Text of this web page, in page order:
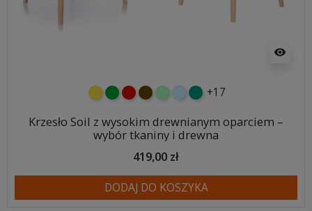
visibility
żółtyzielonyczerwony
czekoladowy
miętowybłękitny
turkusowy
+17
Krzesło Soil z wysokim drewnianym oparciem –
wybór tkaniny i drewna
419,00 zł
DODAJ DO KOSZYKA